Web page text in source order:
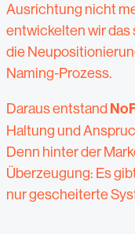
Ausrichtung nicht
entwickelten wir
die
Naming-Prozess.
Daraus entstand
Haltung und
Denn hinter der
Überzeugung: Es
nur gescheiterte